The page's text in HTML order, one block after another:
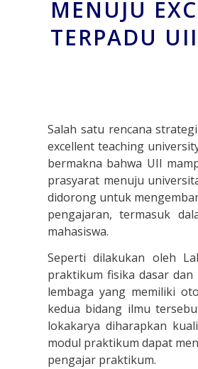
MENUJU
TERPADU
Salah satu rencana
excellent teaching
bermakna bahwa UII
prasyarat menuju
didorong untuk
pengajaran, termasuk
mahasiswa.
Seperti dilakukan oleh
praktikum fisika dasar
lembaga yang memiliki
kedua bidang ilmu
lokakarya diharapkan
modul praktikum dapat
pengajar praktikum.